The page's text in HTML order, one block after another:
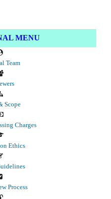
MENU
Team
Scope
Charges
Ethics
Process